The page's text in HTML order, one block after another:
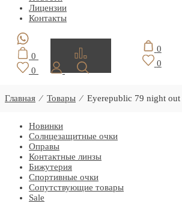
Лицензии
Контакты
0
0
0
0
Главная ⁄ Товары ⁄ Eyerepublic 79 night out
Новинки
Солнцезащитные очки
Оправы
Контактные линзы
Бижутерия
Спортивные очки
Сопутствующие товары
Sale